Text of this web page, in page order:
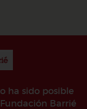
ha sido posible
Barrié